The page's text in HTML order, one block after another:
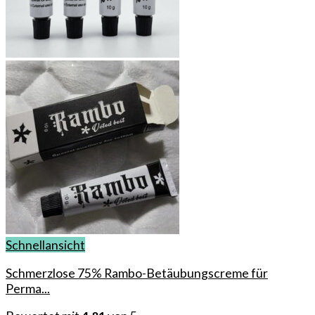
Schnellansicht
Schmerzlose 75% Rambo-Betäubungscreme für
Perma...